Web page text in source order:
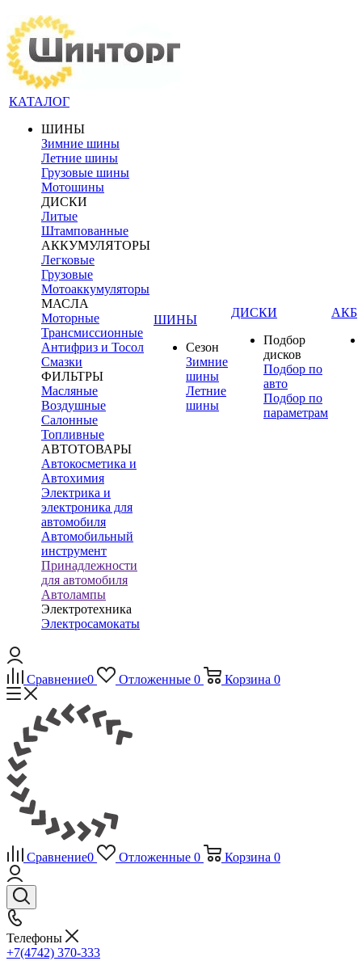
КАТАЛОГ
ШИНЫ
Зимние шины
Летние шины
Грузовые шины
Мотошины
ДИСКИ
Литые
Штампованные
АККУМУЛЯТОРЫ
Легковые
Грузовые
Мотоаккумуляторы
МАСЛА
Моторные
Трансмиссионные
Антифриз и Тосол
Смазки
ФИЛЬТРЫ
Масляные
Воздушные
Салонные
Топливные
АВТОТОВАРЫ
Автокосметика и
Автохимия
Электрика и
электроника для
автомобиля
Автомобильный
инструмент
Принадлежности
для автомобиля
Автолампы
Электротехника
Электросамокаты
ШИНЫ
Сезон
Зимние
шины
Летние
шины
ДИСКИ
Подбор
дисков
Подбор по
авто
Подбор по
параметрам
АКБ
Сравнение0 Отложенные 0 Корзина 0
Сравнение0 Отложенные 0 Корзина 0
Телефоны
+7(4742) 370-333